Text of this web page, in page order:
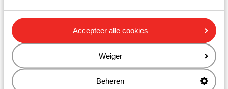
Accepteer alle cookies
Weiger
Beheren
Skimateriaal
Andere accommodaties in Skicircus
Saalbach-Hinterglemm-Leogang-
Fieberbrunn